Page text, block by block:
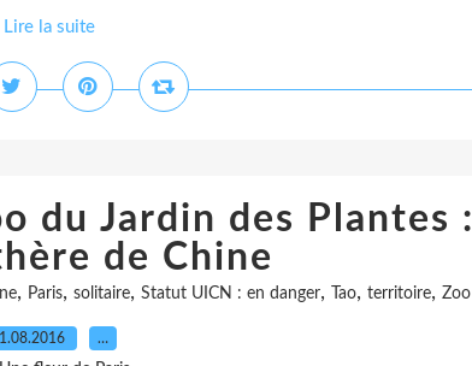
Lire la suite
du Jardin des Plantes :
de Chine
, Paris, solitaire, Statut UICN : en danger, Tao, territoire, Zoo
…